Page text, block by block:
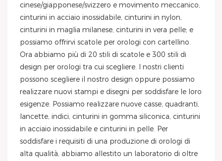
cinese/giapponese/svizzero e movimento meccanico,
cinturini in acciaio inossidabile, cinturini in nylon,
cinturini in maglia milanese, cinturini in vera pelle; e
possiamo offrirvi scatole per orologi con cartellino.
Ora abbiamo più di 20 stili di scatole e 300 stili di
design per orologi tra cui scegliere. I nostri clienti
possono scegliere il nostro design oppure possiamo
realizzare nuovi stampi e disegni per soddisfare le loro
esigenze. Possiamo realizzare nuove casse, quadranti,
lancette, indici, cinturini in gomma siliconica, cinturini
in acciaio inossidabile e cinturini in pelle. Per
soddisfare i requisiti di una produzione di orologi di
alta qualità, abbiamo allestito un laboratorio di oltre